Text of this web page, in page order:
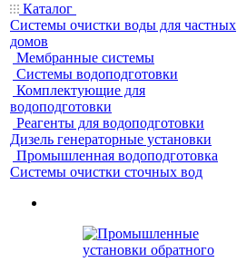
Каталог
Системы очистки воды для частных
домов
Мембранные системы
Системы водоподготовки
Комплектующие для
водоподготовки
Реагенты для водоподготовки
Дизель генераторные установки
Промышленная водоподготовка
Системы очистки сточных вод